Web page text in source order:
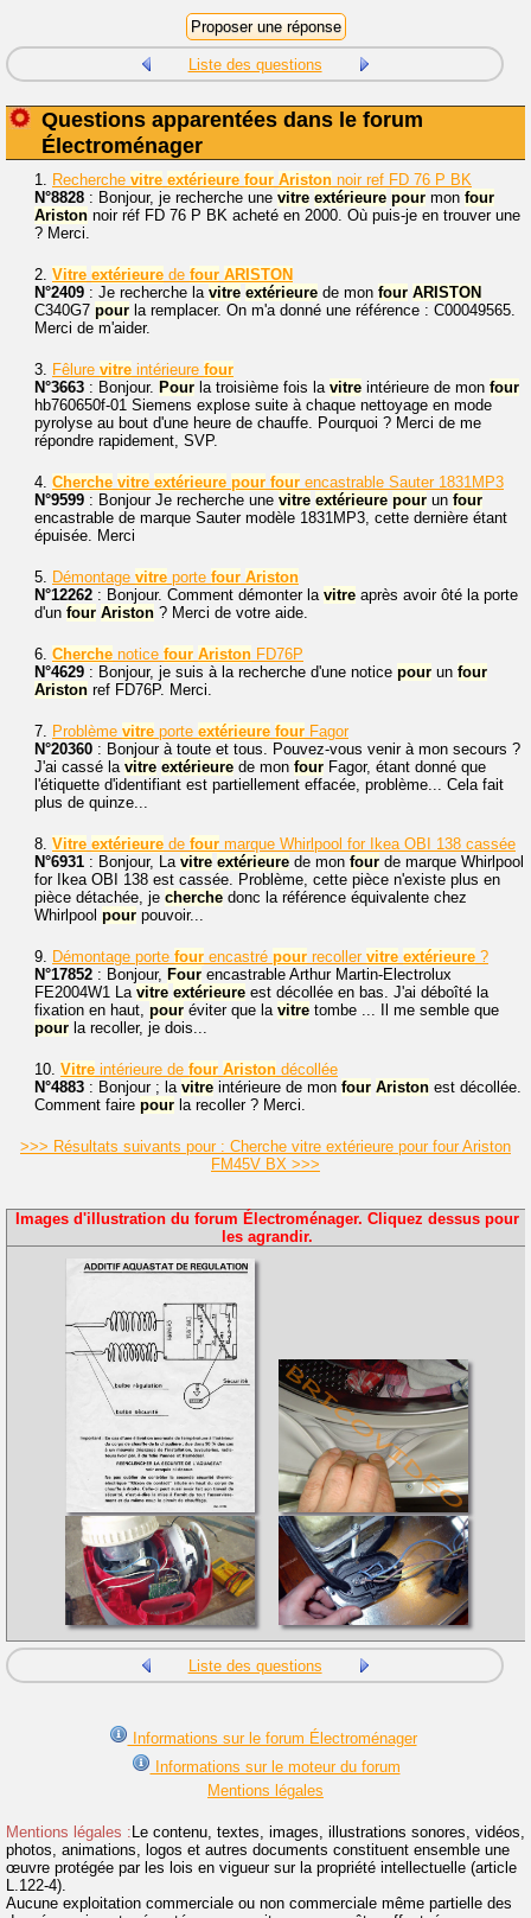
Liste des questions
Questions apparentées dans le forum
Électroménager
1. Recherche vitre extérieure four Ariston noir ref FD 76 P BK
N°8828 : Bonjour, je recherche une vitre extérieure pour mon four
Ariston noir réf FD 76 P BK acheté en 2000. Où puis-je en trouver une
? Merci.
2. Vitre extérieure de four ARISTON
N°2409 : Je recherche la vitre extérieure de mon four ARISTON
C340G7 pour la remplacer. On m'a donné une référence : C00049565.
Merci de m'aider.
3. Fêlure vitre intérieure four
N°3663 : Bonjour. Pour la troisième fois la vitre intérieure de mon four
hb760650f-01 Siemens explose suite à chaque nettoyage en mode
pyrolyse au bout d'une heure de chauffe. Pourquoi ? Merci de me
répondre rapidement, SVP.
4. Cherche vitre extérieure pour four encastrable Sauter 1831MP3
N°9599 : Bonjour Je recherche une vitre extérieure pour un four
encastrable de marque Sauter modèle 1831MP3, cette dernière étant
épuisée. Merci
5. Démontage vitre porte four Ariston
N°12262 : Bonjour. Comment démonter la vitre après avoir ôté la porte
d'un four Ariston ? Merci de votre aide.
6. Cherche notice four Ariston FD76P
N°4629 : Bonjour, je suis à la recherche d'une notice pour un four
Ariston ref FD76P. Merci.
7. Problème vitre porte extérieure four Fagor
N°20360 : Bonjour à toute et tous. Pouvez-vous venir à mon secours ?
J'ai cassé la vitre extérieure de mon four Fagor, étant donné que
l'étiquette d'identifiant est partiellement effacée, problème... Cela fait
plus de quinze...
8. Vitre extérieure de four marque Whirlpool for Ikea OBI 138 cassée
N°6931 : Bonjour, La vitre extérieure de mon four de marque Whirlpool
for Ikea OBI 138 est cassée. Problème, cette pièce n'existe plus en
pièce détachée, je cherche donc la référence équivalente chez
Whirlpool pour pouvoir...
9. Démontage porte four encastré pour recoller vitre extérieure ?
N°17852 : Bonjour, Four encastrable Arthur Martin-Electrolux
FE2004W1 La vitre extérieure est décollée en bas. J'ai déboîté la
fixation en haut, pour éviter que la vitre tombe ... Il me semble que
pour la recoller, je dois...
10. Vitre intérieure de four Ariston décollée
N°4883 : Bonjour ; la vitre intérieure de mon four Ariston est décollée.
Comment faire pour la recoller ? Merci.
>>> Résultats suivants pour : Cherche vitre extérieure pour four Ariston
FM45V BX >>>
Images d'illustration du forum Électroménager. Cliquez dessus pour
les agrandir.
Liste des questions
Informations sur le forum Électroménager
Informations sur le moteur du forum
Mentions légales
Mentions légales : Le contenu, textes, images, illustrations sonores, vidéos,
photos, animations, logos et autres documents constituent ensemble une
œuvre protégée par les lois en vigueur sur la propriété intellectuelle (article
L.122-4).
Aucune exploitation commerciale ou non commerciale même partielle des